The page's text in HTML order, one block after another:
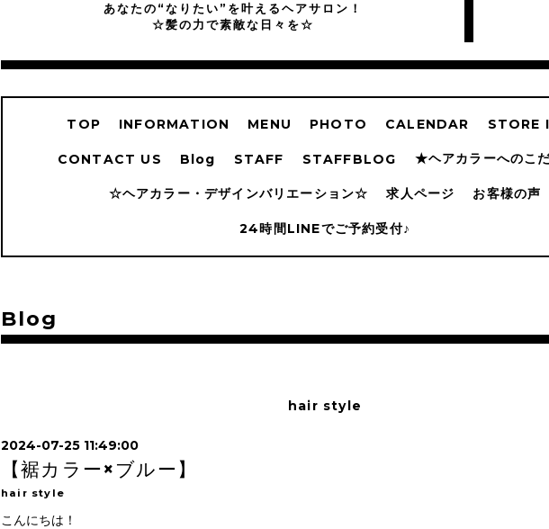
あなたの“なりたい”を叶えるヘアサロン！
☆髪の力で素敵な日々を☆
TOP INFORMATION MENU PHOTO CALENDAR STORE
CONTACT US Blog STAFF STAFFBLOG ★ヘアカラーへのこ
☆ヘアカラー・デザインバリエーション☆ 求人ページ お客様の声
24時間LINEでご予約受付♪
Blog
hair style
2024-07-25 11:49:00
【裾カラー×ブルー】
hair style
こんにちは！